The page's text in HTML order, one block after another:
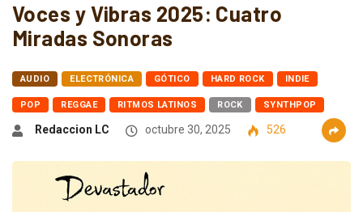
Voces y Vibras 2025: Cuatro
Miradas Sonoras
AUDIO ELECTRÓNICA GÓTICO HARD ROCK INDIE
POP REGGAE RITMOS LATINOS ROCK SYNTHPOP
Redaccion LC octubre 30, 2025 526